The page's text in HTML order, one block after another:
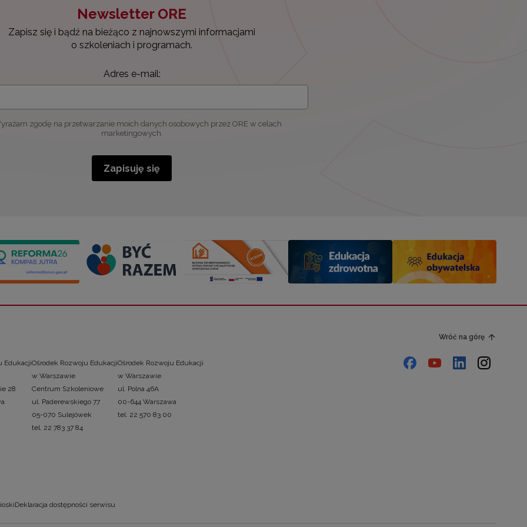
Newsletter ORE
Zapisz się i bądź na bieżąco z najnowszymi informacjami
o szkoleniach i programach.
Adres e-mail:
zgodę na przetwarzanie moich danych osobowych przez ORE w celach
marketingowych.
Zapisuję się
Wróć na górę
Edukacji
28
Ośrodek Rozwoju Edukacji
w Warszawie
Centrum Szkoleniowe
ul. Paderewskiego 77
05-070 Sulejówek
tel. 22 783 37 84
Ośrodek Rozwoju Edukacji
w Warszawie
ul. Polna 46A
00-644 Warszawa
tel. 22 570 83 00
Deklaracja dostępności serwisu